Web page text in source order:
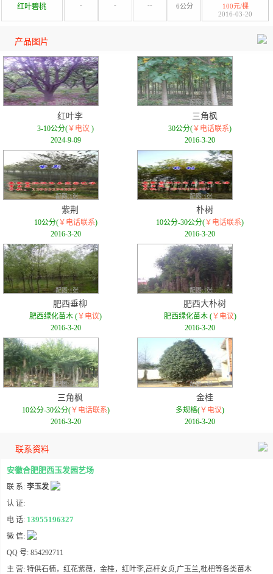
红叶碧桃 - - -- 6公分
100元/棵
2016-03-20
产品图片
配图:1张
红叶李
3-10公分(￥电议)
2024-9-09
配图:1张
三角枫
30公分(￥电话联系)
2016-3-20
配图:1张
紫荆
10公分(￥电话联系)
2016-3-20
配图:1张
朴树
10公分-30公分(￥电话联系)
2016-3-20
配图:1张
肥西垂柳
肥西绿化苗木 (￥电议)
2016-3-20
配图:1张
肥西大朴树
肥西绿化苗木 (￥电议)
2016-3-20
配图:1张
三角枫
10公分-30公分(￥电话联系)
2016-3-20
配图:1张
金桂
多规格(￥电议)
2016-3-20
联系资料
安徽合肥肥西玉发园艺场
联 系: 李玉发
认 证:
电 话: 13955196327
微 信:
QQ 号: 854292711
主 营: 特供石楠，红花紫薇，金桂，红叶李,高杆女贞,广玉兰,枇杷等各类苗木